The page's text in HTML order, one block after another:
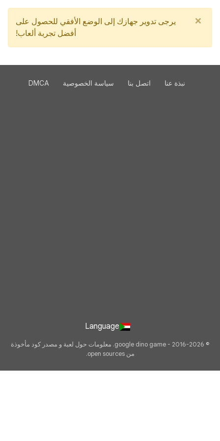
يرجى تدوير جهازك إلى الوضع الأفقي للحصول على
أفضل تجربة ألعاب!
×
نبذة عنا اتصل بنا سياسة الخصوصية DMCA
Language
© 2016-2026 - google dino game. معلومات حول لعبة و مصدر كود مأخوذة
من open sources.